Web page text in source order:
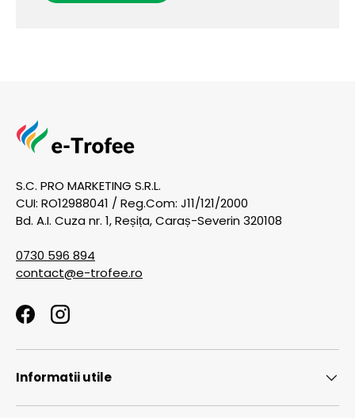
S.C. PRO MARKETING S.R.L.
CUI: RO12988041 / Reg.Com: J11/121/2000
Bd. A.I. Cuza nr. 1, Reșița, Caraș-Severin 320108
0730 596 894
contact@e-trofee.ro
FacebookInstagram
Informatii utile